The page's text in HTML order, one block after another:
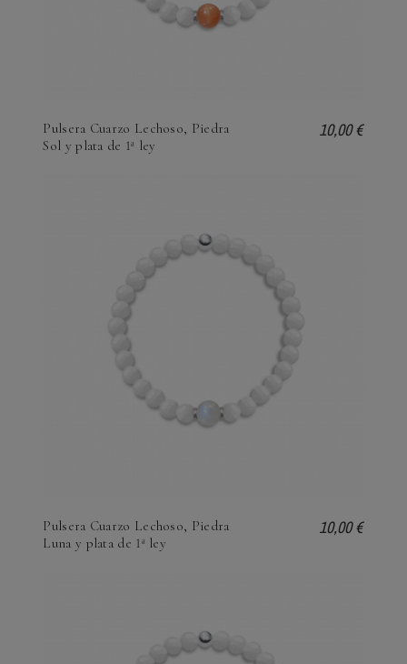
Pulsera Cuarzo Lechoso, Piedra
Sol y plata de 1ª ley
10,00 €
Pulsera Cuarzo Lechoso, Piedra
Luna y plata de 1ª ley
10,00 €